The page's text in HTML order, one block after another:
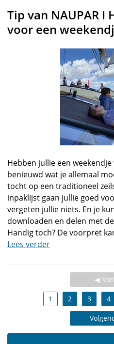
Tip van NAUPAR
voor een
Hebben jullie een
benieuwd wat je allemaal
tocht op een traditioneel
inpaklijst gaan jullie goed
vergeten jullie niets. En je
downloaden en delen met
Handig toch? De voorpret
Lees verder
1 2 3 4